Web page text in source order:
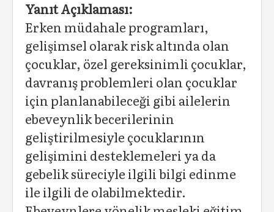
Yanıt Açıklaması:
Erken müdahale programları,
gelişimsel olarak risk altında olan
çocuklar, özel gereksinimli çocuklar,
davranış problemleri olan çocuklar
için planlanabileceği gibi ailelerin
ebeveynlik becerilerinin
geliştirilmesiyle çocuklarının
gelişimini desteklemeleri ya da
gebelik süreciyle ilgili bilgi edinme
ile ilgili de olabilmektedir.